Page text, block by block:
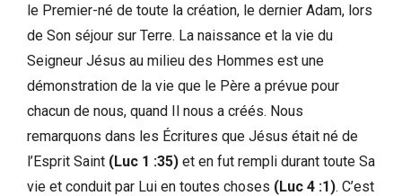
le Premier-né de toute la création, le dernier Adam, lors
de Son séjour sur Terre. La naissance et la vie du
Seigneur Jésus au milieu des Hommes est une
démonstration de la vie que le Père a prévue pour
chacun de nous, quand Il nous a créés. Nous
remarquons dans les Écritures que Jésus était né de
l’Esprit Saint (Luc 1 :35) et en fut rempli durant toute Sa
vie et conduit par Lui en toutes choses (Luc 4 :1). C’est